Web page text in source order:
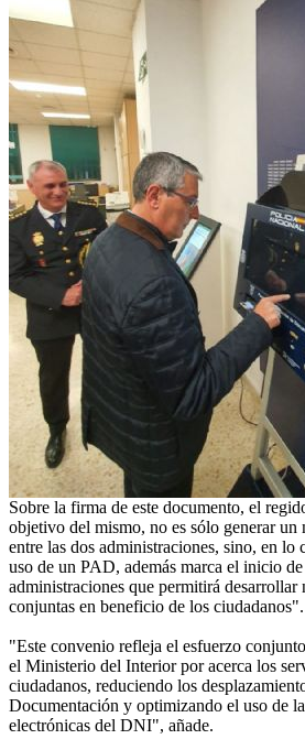
Sobre la firma de este documento, el
objetivo del mismo, no es sólo generar un
entre las dos administraciones, sino, en lo
uso de un PAD, además marca el inicio
administraciones que permitirá desarrollar
conjuntas en beneficio de los ciudadanos".
"Este convenio refleja el esfuerzo
el Ministerio del Interior por acerca los
ciudadanos, reduciendo los
Documentación y optimizando el uso de
electrónicas del DNI", añade.